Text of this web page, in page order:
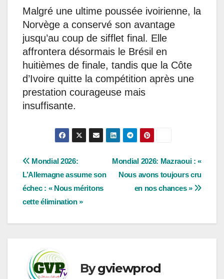
Malgré une ultime poussée ivoirienne, la
Norvège a conservé son avantage
jusqu’au coup de sifflet final. Elle
affrontera désormais le Brésil en
huitièmes de finale, tandis que la Côte
d’Ivoire quitte la compétition après une
prestation courageuse mais
insuffisante.
Navigation
de
l’article
Mondial 2026: Mazraoui : «
Nous avons toujours cru
en nos chances »
Mondial 2026:
L’Allemagne assume son
échec : « Nous méritons
cette élimination »
Bygviewprod